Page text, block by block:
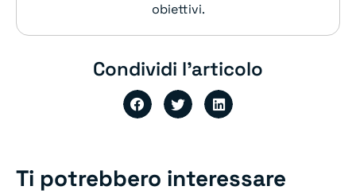
obiettivi.
Condividi l'articolo
Ti potrebbero interessare